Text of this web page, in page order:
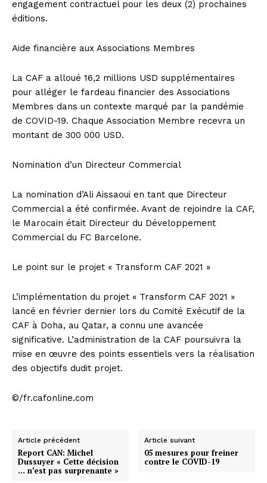
engagement contractuel pour les deux (2) prochaines
éditions.
Aide financière aux Associations Membres
La CAF a alloué 16,2 millions USD supplémentaires
pour alléger le fardeau financier des Associations
Membres dans un contexte marqué par la pandémie
de COVID-19. Chaque Association Membre recevra un
montant de 300 000 USD.
Nomination d’un Directeur Commercial
La nomination d’Ali Aissaoui en tant que Directeur
Commercial a été confirmée. Avant de rejoindre la CAF,
le Marocain était Directeur du Développement
Commercial du FC Barcelone.
Le point sur le projet « Transform CAF 2021 »
L’implémentation du projet « Transform CAF 2021 »
lancé en février dernier lors du Comité Exécutif de la
CAF à Doha, au Qatar, a connu une avancée
significative. L’administration de la CAF poursuivra la
mise en œuvre des points essentiels vers la réalisation
des objectifs dudit projet.
©/fr.cafonline.com
Article précédent
Report CAN: Michel
Dussuyer « Cette décision
… n’est pas surprenante »
Article suivant
05 mesures pour freiner
contre le COVID-19